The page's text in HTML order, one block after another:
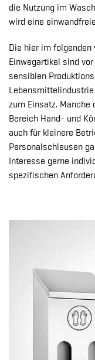
die Nutzung im
wird eine
Die hier im
Einwegartikel sind
sensiblen
zum Einsatz. Manche
Bereich Hand- und
auch für kleinere
Personalschleusen
Interesse gerne
spezifischen